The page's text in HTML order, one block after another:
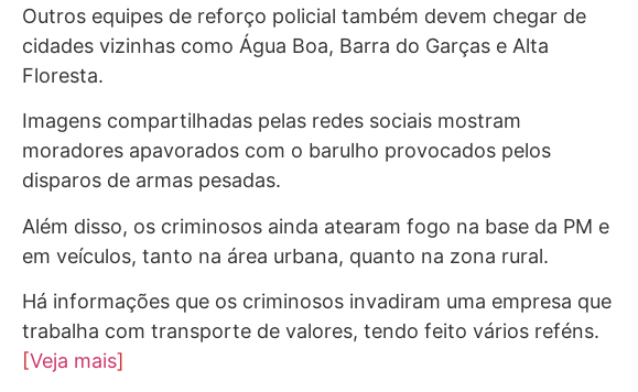
Outros equipes de reforço policial também devem chegar de
cidades vizinhas como Água Boa, Barra do Garças e Alta
Floresta.
Imagens compartilhadas pelas redes sociais mostram
moradores apavorados com o barulho provocados pelos
disparos de armas pesadas.
Além disso, os criminosos ainda atearam fogo na base da PM e
em veículos, tanto na área urbana, quanto na zona rural.
Há informações que os criminosos invadiram uma empresa que
trabalha com transporte de valores, tendo feito vários reféns.
[Veja mais]